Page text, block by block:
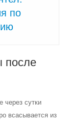
по
после
через сутки
всасывается из